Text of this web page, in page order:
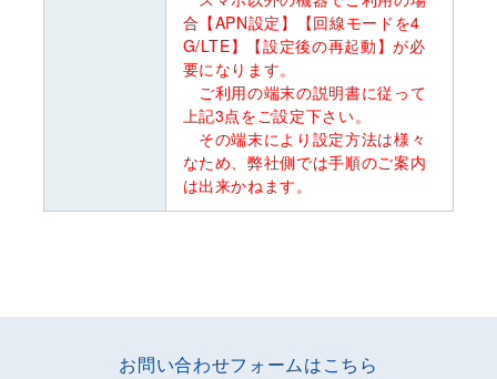
合【APN設定】【回線モードを4
G/LTE】【設定後の再起動】が必
要になります。
ご利用の端末の説明書に従って
上記3点をご設定下さい。
その端末により設定方法は様々
なため、弊社側では手順のご案内
は出来かねます。
お問い合わせフォームはこちら